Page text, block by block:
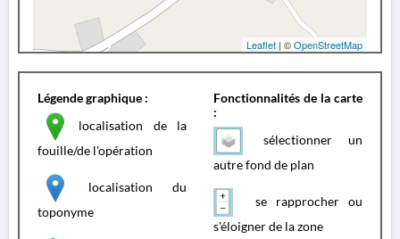
Leaflet | ©OpenStreetMap
Légende graphique :
localisation de la
fouille/de l'opération
localisation du
toponyme
Fonctionnalités de la carte
:
sélectionner un
autre fond de plan
se rapprocher ou
s'éloigner de la zone